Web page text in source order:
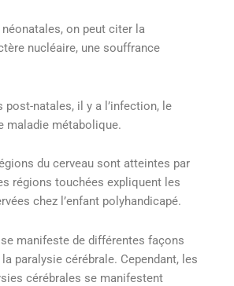
on peut citer la
nucléaire, une souffrance
post-natales, il y a l’infection, le
maladie métabolique.
du cerveau sont atteintes par
régions touchées expliquent les
chez l’enfant polyhandicapé.
manifeste de différentes façons
paralysie cérébrale. Cependant, les
cérébrales se manifestent